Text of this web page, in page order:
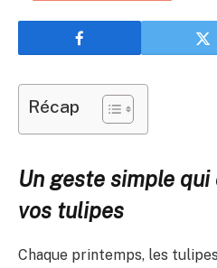
Récap
Un geste simple
vos tulipes
Chaque printemps, les